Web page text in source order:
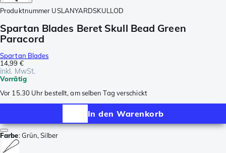
Produktnummer USLANYARDSKULLOD
Spartan Blades Beret Skull Bead Green
Paracord
Spartan Blades
14,99 €
inkl. MwSt.
Vorrätig
Vor 15.30 Uhr bestellt, am selben Tag verschickt
In den Warenkorb
Farbe:Grün, Silber